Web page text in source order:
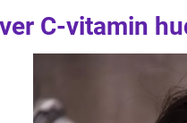
C-vitamin